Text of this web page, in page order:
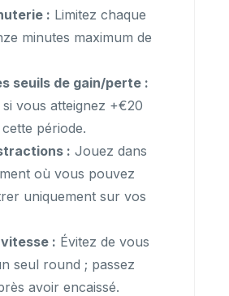
: Limitez chaque
minutes maximum de
seuils de gain/perte :
vous atteignez +€20
période.
: Jouez dans
où vous pouvez
uniquement sur vos
: Évitez de vous
seul round ; passez
avoir encaissé.